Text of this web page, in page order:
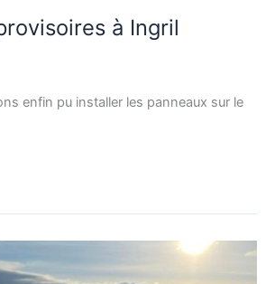
à Ingril
enfin pu installer les panneaux sur le